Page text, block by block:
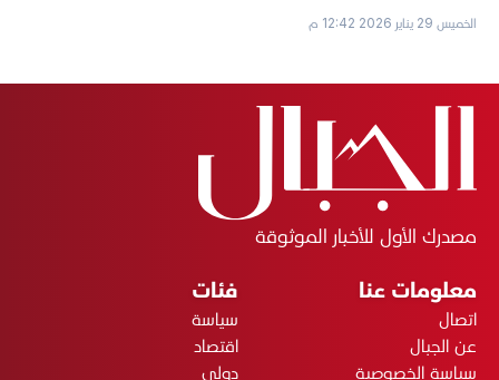
الخميس 29 يناير 2026 12:42 م
مصدرك الأول للأخبار الموثوقة
معلومات عنا
اتصال
عن الجبال
سياسة الخصوصية
فئات
سياسة
اقتصاد
دولي